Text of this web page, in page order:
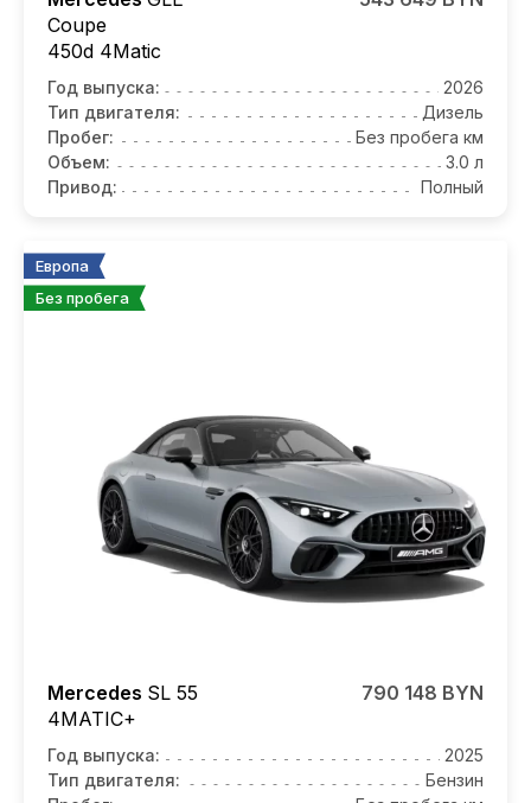
Coupe
450d 4Matic
Год выпуска:
2026
Тип двигателя:
Дизель
Пробег:
Без пробега км
Объем:
3.0 л
Привод:
Полный
Европа
Без пробега
Mercedes SL 55
4MATIC+
790 148 BYN
Год выпуска:
2025
Тип двигателя:
Бензин